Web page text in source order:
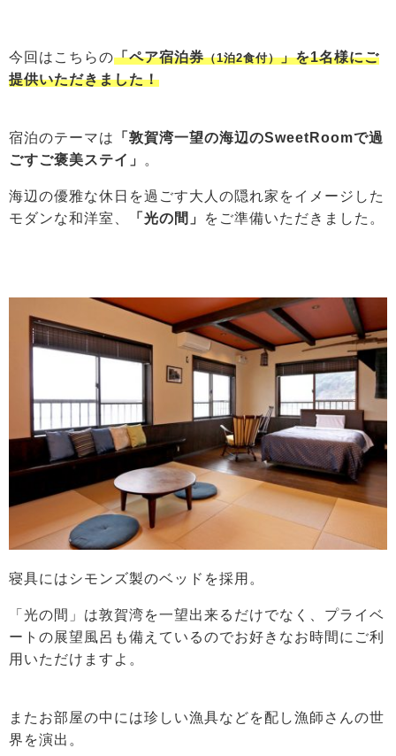
今回はこちらの「ペア宿泊券（1泊2食付）」を1名様にご
提供いただきました！
宿泊のテーマは
「敦賀湾一望の海辺のSweetRoomで過
ごすご褒美ステイ」
。
海辺の優雅な休日を過ごす大人の隠れ家をイメージした
モダンな和洋室、
「光の間」 をご準備いただきました。
寝具にはシモンズ製のベッドを採用。
「光の間」は敦賀湾を一望出来るだけでなく、プライベ
ートの展望風呂も備えているのでお好きなお時間にご利
用いただけますよ。
またお部屋の中には珍しい漁具などを配し漁師さんの世
界を演出。